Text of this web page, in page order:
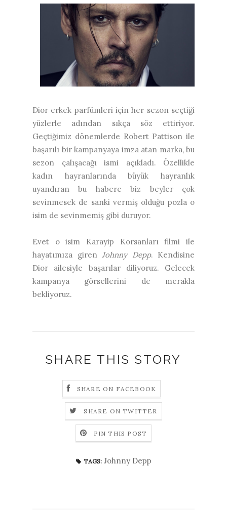
Dior erkek parfümleri için her sezon seçtiği
yüzlerle adından sıkça söz ettiriyor.
Geçtiğimiz dönemlerde Robert Pattison ile
başarılı bir kampanyaya imza atan marka, bu
sezon çalışacağı ismi açıkladı. Özellikle
kadın hayranlarında büyük hayranlık
uyandıran bu habere biz beyler çok
sevinmesek de sanki vermiş olduğu pozla o
isim de sevinmemiş gibi duruyor.
Evet o isim Karayip Korsanları filmi ile
hayatımıza giren Johnny Depp. Kendisine
Dior ailesiyle başarılar diliyoruz. Gelecek
kampanya görsellerini de merakla
bekliyoruz.
SHARE THIS STORY
SHARE ON FACEBOOK
SHARE ON TWITTER
PIN THIS POST
TAGS: Johnny Depp